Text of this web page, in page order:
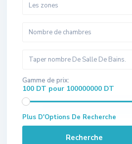
Les zones
Gamme de prix:
100 DT pour 100000000 DT
Plus D'Options De Recherche
Recherche